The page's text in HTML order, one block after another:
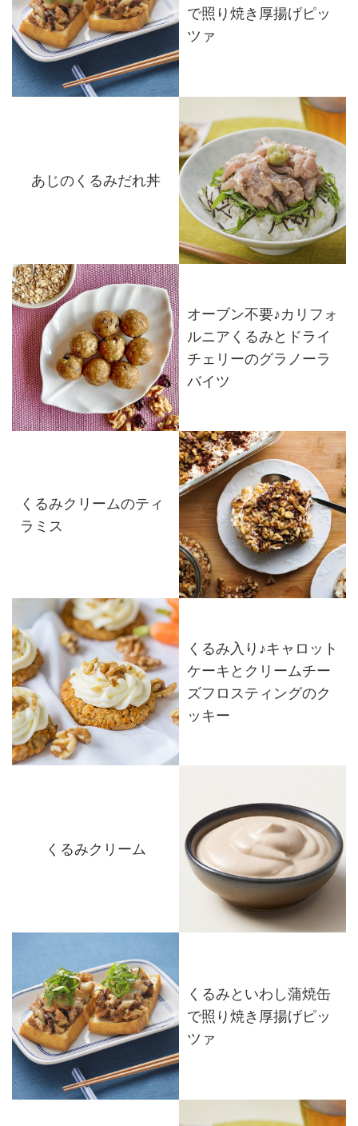
で照り焼き厚揚げピッ
ツァ
あじのくるみだれ丼
オーブン不要♪カリフォ
ルニアくるみとドライ
チェリーのグラノーラ
バイツ
くるみクリームのティ
ラミス
くるみ入り♪キャロット
ケーキとクリームチー
ズフロスティングのク
ッキー
くるみクリーム
くるみといわし蒲焼缶
で照り焼き厚揚げピッ
ツァ